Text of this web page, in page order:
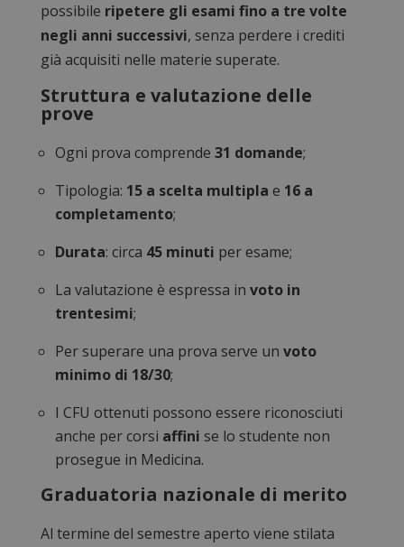
possibile ripetere gli esami fino a tre volte
negli anni successivi, senza perdere i crediti
già acquisiti nelle materie superate.
Struttura e valutazione delle
prove
Ogni prova comprende 31 domande;
Tipologia: 15 a scelta multipla e 16 a
completamento;
Durata: circa 45 minuti per esame;
La valutazione è espressa in voto in
trentesimi;
Per superare una prova serve un voto
minimo di 18/30;
I CFU ottenuti possono essere riconosciuti
anche per corsi affini se lo studente non
prosegue in Medicina.
Graduatoria nazionale di merito
Al termine del semestre aperto viene stilata